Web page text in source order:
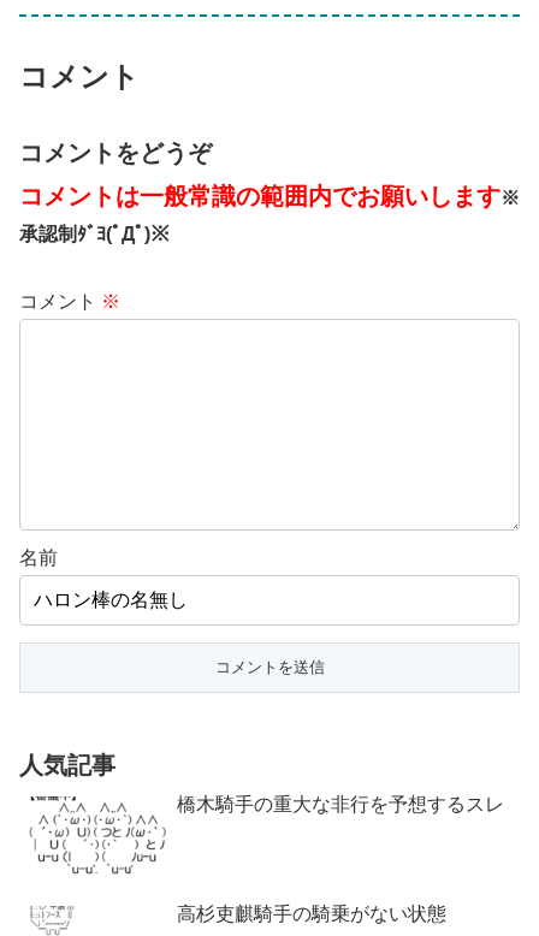
コメント
コメントをどうぞ
コメントは一般常識の範囲内でお願いします※
承認制ﾀﾞﾖ(ﾟДﾟ)※
コメント ※
名前
人気記事
橋木騎手の重大な非行を予想するスレ
高杉吏麒騎手の騎乗がない状態